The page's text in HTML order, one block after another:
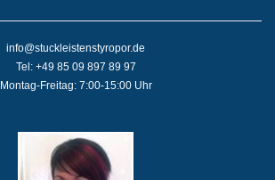
info@stuckleistenstyropor.de
Tel: +49 85 09 897 89 97
Montag-Freitag: 7:00-15:00 Uhr